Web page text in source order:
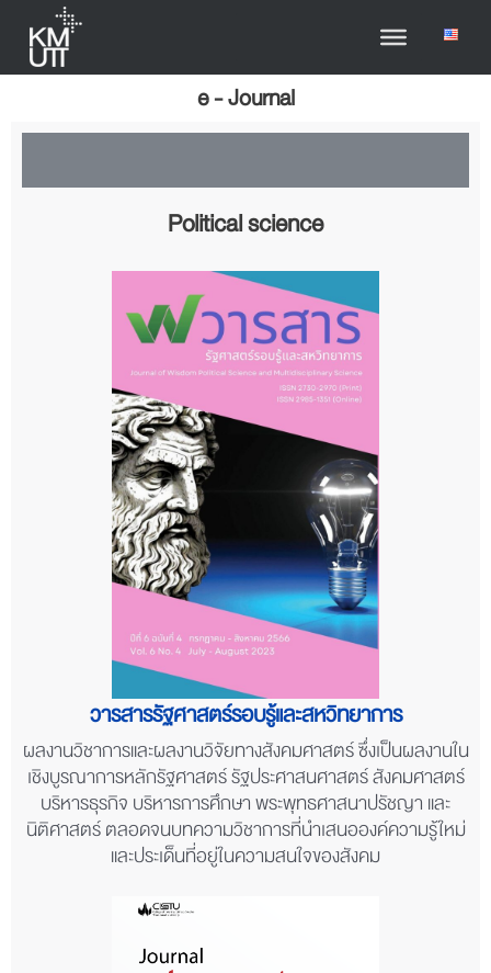
e - Journal
Political science
วารสารรัฐศาสตร์รอบรู้และสหวิทยาการ
ผลงานวิชาการและผลงานวิจัยทางสังคมศาสตร์ ซึ่งเป็นผลงานใน
เชิงบูรณาการหลักรัฐศาสตร์ รัฐประศาสนศาสตร์ สังคมศาสตร์
บริหารธุรกิจ บริหารการศึกษา พระพุทธศาสนาปรัชญา และ
นิติศาสตร์ ตลอดจนบทความวิชาการที่นำเสนอองค์ความรู้ใหม่
และประเด็นที่อยู่ในความสนใจของสังคม